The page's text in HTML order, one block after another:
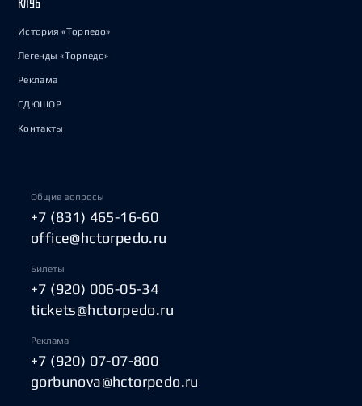
История «Торпедо»
Легенды «Торпедо»
Реклама
СДЮШОР
Контакты
Общие вопросы
+7 (831) 465-16-60
office@hctorpedo.ru
Билеты
+7 (920) 006-05-34
tickets@hctorpedo.ru
Реклама
+7 (920) 07-07-800
gorbunova@hctorpedo.ru